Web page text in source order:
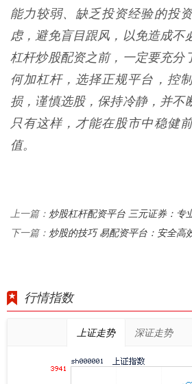
能力较弱、缺乏投资经验的投
虑，避免盲目跟风，以免造成不
杠杆炒股配资之前，一定要充分
何加杠杆，选择正规平台，控
损，谨慎选股，保持冷静，并不
只有这样，才能在股市中稳健
值。
上一篇： 炒股杠杆配资平台 三元证券：专
下一篇： 炒股的技巧 易配资平台：安全高
行情指数
上证走势 深证走势